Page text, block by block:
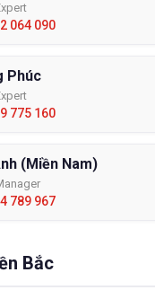
064 090
Phúc
775 160
(Miền Nam)
789 967
Bắc